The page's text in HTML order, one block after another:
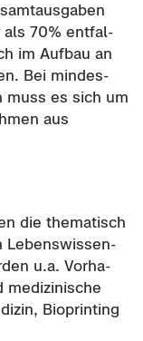
als 70% ent­fal­
im Auf­bau an
Bei min­des­
muss es sich um
aus
die the­ma­tisch
Le­bens­wis­sen­
u.a. Vor­ha­
me­di­zi­ni­sche
Bio­prin­ting